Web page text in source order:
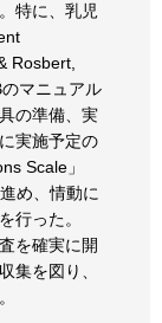
特に、乳児
Rosbert,
マニュアル
の準備、実
実施予定の
Scale」
め、情動に
行った。
を確実に開
集を図り、